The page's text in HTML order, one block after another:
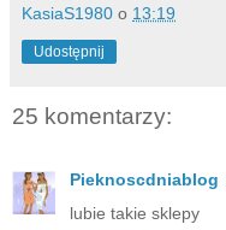
KasiaS1980 o 13:19
Udostępnij
25 komentarzy:
Pieknoscdniablog
lubie takie sklepy